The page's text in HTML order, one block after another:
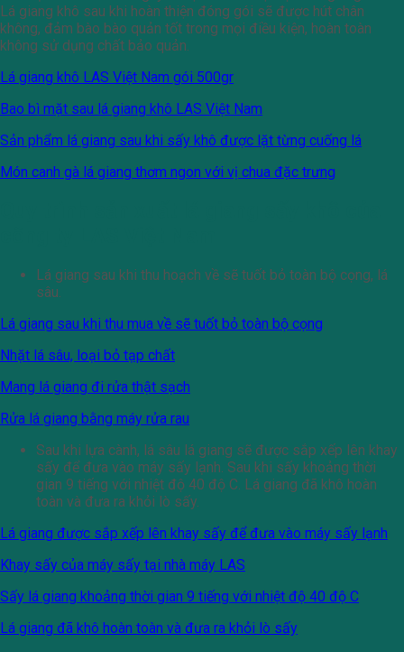
Lá giang khô sau khi hoàn thiện đóng gói sẽ được hút chân
không, đảm bào bào quản tốt trong mọi điều kiện, hoàn toàn
không sử dụng chất bảo quản.
Lá giang khô LAS Việt Nam gói 500gr
Bao bì mặt sau lá giang khô LAS Việt Nam
Sản phẩm lá giang sau khi sấy khô được lặt từng cuống lá
Món canh gà lá giang thơm ngon với vị chua đặc trưng
Lá giang sau khi thu hoạch về sẽ tuốt bỏ toàn bộ cọng, lá
sâu.
Lá giang sau khi thu mua về sẽ tuốt bỏ toàn bộ cọng
Nhặt lá sâu, loại bỏ tạp chất
Mang lá giang đi rửa thật sạch
Rửa lá giang bằng máy rửa rau
Sau khi lựa cành, lá sâu lá giang sẽ được sắp xếp lên khay
sấy để đưa vào máy sấy lạnh. Sau khi sấy khoảng thời
gian 9 tiếng với nhiệt độ 40 độ C. Lá giang đã khô hoàn
toàn và đưa ra khỏi lò sấy.
Lá giang được sắp xếp lên khay sấy để đưa vào máy sấy lạnh
Khay sấy của máy sấy tại nhà máy LAS
Sấy lá giang khoảng thời gian 9 tiếng với nhiệt độ 40 độ C
Lá giang đã khô hoàn toàn và đưa ra khỏi lò sấy